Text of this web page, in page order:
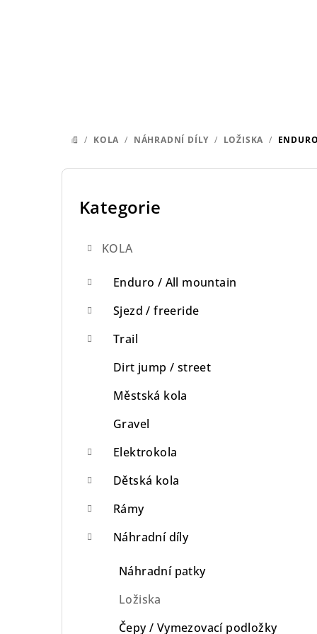
DOMŮ
/ KOLA / NÁHRADNÍ DÍLY / LOŽISKA /
P
Přeskočit
kategorie
Kategorie
KOLA
Enduro / All mountain
Sjezd / freeride
Trail
Dirt jump / street
Městská kola
Gravel
Elektrokola
Dětská kola
Rámy
Náhradní díly
Náhradní patky
Ložiska
Čepy / Vymezovací podložky